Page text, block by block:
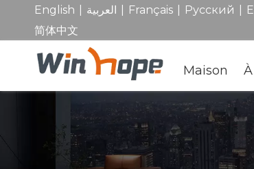
English العربية Français Pусский
简体中文
Maison